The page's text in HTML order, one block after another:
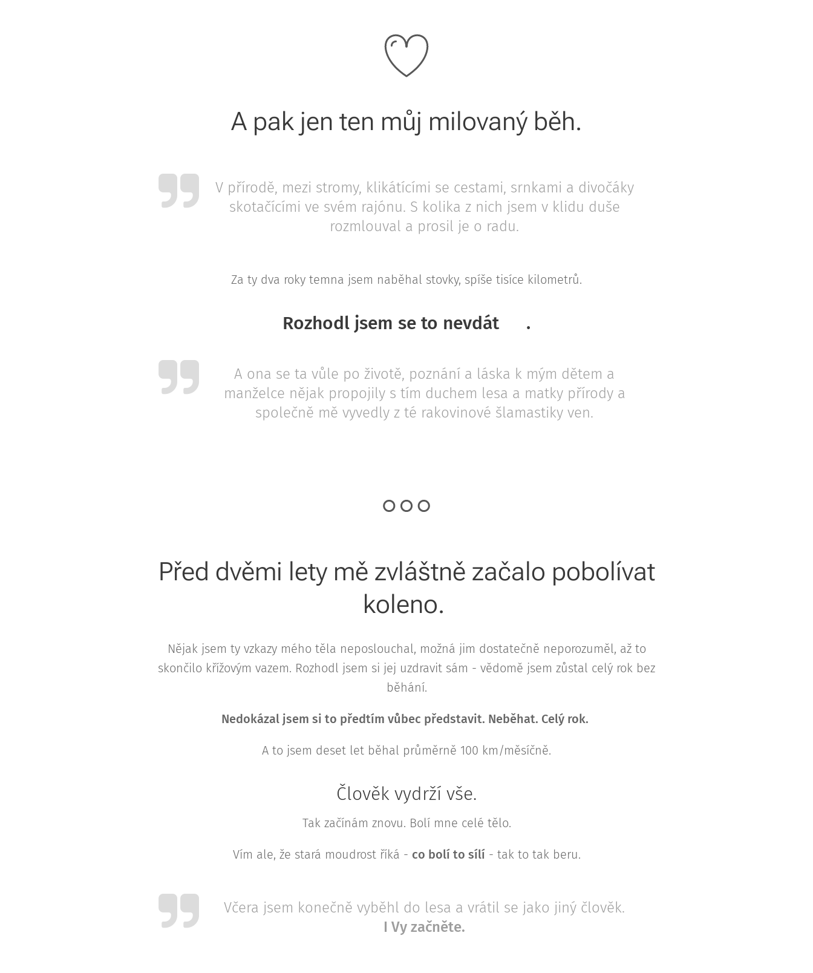
A pak jen ten můj milovaný běh.
V přírodě, mezi stromy, klikátícími se cestami, srnkami a divočáky
skotačícími ve svém rajónu. S kolika z nich jsem v klidu duše
rozmlouval a prosil je o radu.
Za ty dva roky temna jsem naběhal stovky, spíše tisíce kilometrů.
Rozhodl jsem se to nevdát 👊.
A ona se ta vůle po životě, poznání a láska k mým dětem a
manželce nějak propojily s tím duchem lesa a matky přírody a
společně mě vyvedly z té rakovinové šlamastiky ven.
Před dvěmi lety mě zvláštně začalo pobolívat
koleno.
Nějak jsem ty vzkazy mého těla neposlouchal, možná jim dostatečně neporozuměl, až to
skončilo křížovým vazem. Rozhodl jsem si jej uzdravit sám - vědomě jsem zůstal celý rok bez
běhání.
Nedokázal jsem si to předtím vůbec představit. Neběhat. Celý rok.
A to jsem deset let běhal průměrně 100 km/měsíčně.
Člověk vydrží vše.
Tak začínám znovu. Bolí mne celé tělo.
Vím ale, že stará moudrost říká - co bolí to sílí- tak to tak beru.
Včera jsem konečně vyběhl do lesa a vrátil se jako jiný člověk.
I Vy začněte.